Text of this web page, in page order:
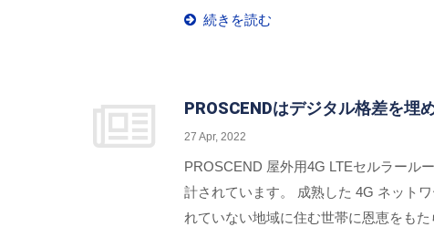
ペースや厳しい環境に対応したポイン
続きを読む
PROSCENDはデジタル格差を埋
27 Apr, 2022
PROSCEND 屋外用4G LTEセルラール
計されています。 成熟した 4G ネット
れていない地域に住む世帯に恩恵をも